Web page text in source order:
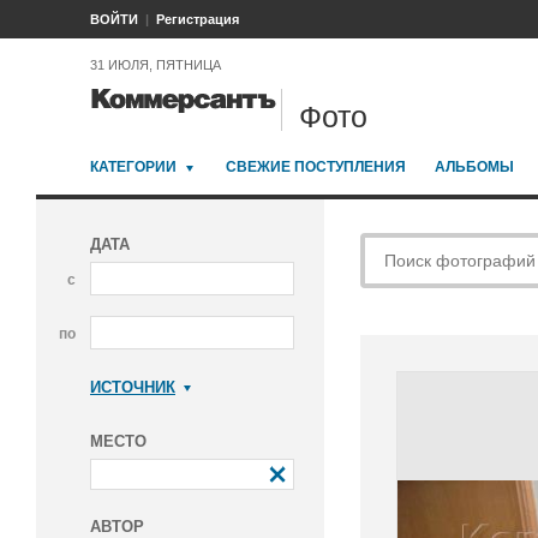
ВОЙТИ Регистрация
31 ИЮЛЯ, ПЯТНИЦА
Фото
КАТЕГОРИИ СВЕЖИЕ ПОСТУПЛЕНИЯ АЛЬБОМЫ
ДАТА
с
по
ИСТОЧНИК
МЕСТО
АВТОР